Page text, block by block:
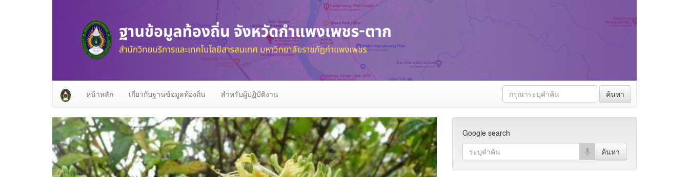
หน้าหลัก เกี่ยวกับฐานข้อมูลท้องถิ่น สำหรับผู้ปฏิบัติงาน ค้นหา
Google search